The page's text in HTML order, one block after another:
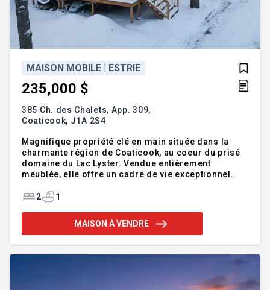
MAISON MOBILE | ESTRIE
235,000 $
385 Ch. des Chalets, App. 309,
Coaticook, J1A 2S4
Magnifique propriété clé en main située dans la
charmante région de Coaticook, au coeur du prisé
domaine du Lac Lyster. Vendue entièrement
meublée, elle offre un cadre de vie exceptionnel
intelligente contrôlable à distance, idéale pour une
superbe patio refait cette année, parfait pour
profiter pleinement de l'extérieur. Possibilité de
d'investissement. Addenda :Superbe propriété clé
2 1
MAISON À VENDRE